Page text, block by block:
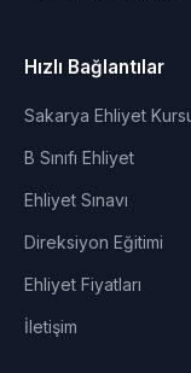
Hızlı Bağlantılar
Sakarya Ehliyet
B Sınıfı Ehliyet
Ehliyet Sınavı
Direksiyon Eğitimi
Ehliyet Fiyatları
İletişim